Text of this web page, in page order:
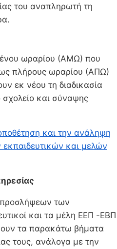
του αναπληρωτή τη
ωραρίου (ΑΜΩ) που
πλήρους ωραρίου (ΑΠΩ)
εκ νέου τη διαδικασία
και σύναψης
και την ανάληψη
και μελών
των
και τα μέλη ΕΕΠ -ΕΒΠ
τα παρακάτω βήματα
τους, ανάλογα με την